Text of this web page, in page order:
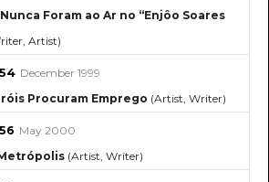
Foram ao Ar no “Enjôo Soares
Artist)
December 1999
Procuram Emprego (Artist, Writer)
May 2000
(Artist, Writer)